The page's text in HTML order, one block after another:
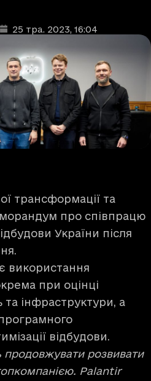
25 тра. 2023, 16:04
трансформації та
про співпрацю
України після
використання
при оцінці
інфраструктури, а
відбудови.
продовжувати розвивати
Palantir